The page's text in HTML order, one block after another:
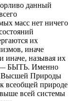
данный
масс нет ничего
их
иначе
иначе, называя их
— БЫТЬ. Именно
Высшей Природы
всеобщей природе
всей системы